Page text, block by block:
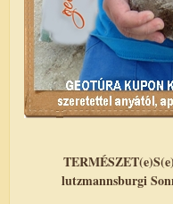
lutzmannsburgi